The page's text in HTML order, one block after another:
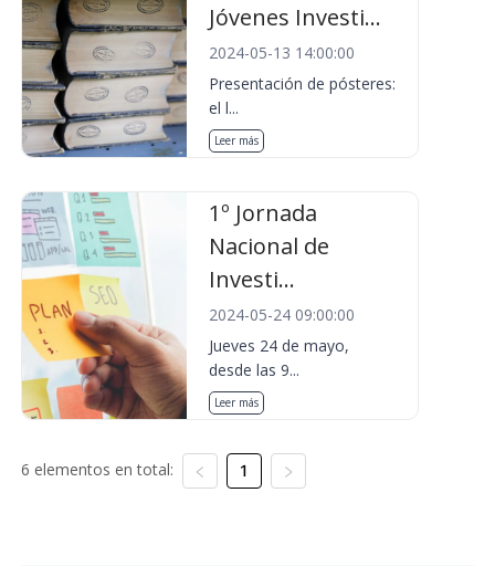
Jóvenes Investi...
2024-05-13 14:00:00
Presentación de pósteres:
el l...
Leer más
1º Jornada
Nacional de
Investi...
2024-05-24 09:00:00
Jueves 24 de mayo,
desde las 9...
Leer más
6 elementos en total: 1